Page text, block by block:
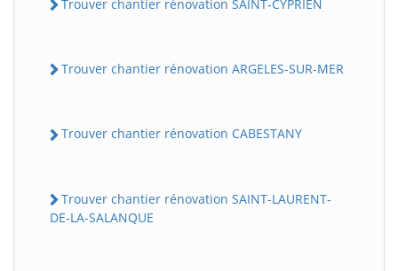
Trouver chantier rénovation SAINT-CYPRIEN
Trouver chantier rénovation ARGELES-SUR-MER
Trouver chantier rénovation CABESTANY
Trouver chantier rénovation SAINT-LAURENT-
DE-LA-SALANQUE